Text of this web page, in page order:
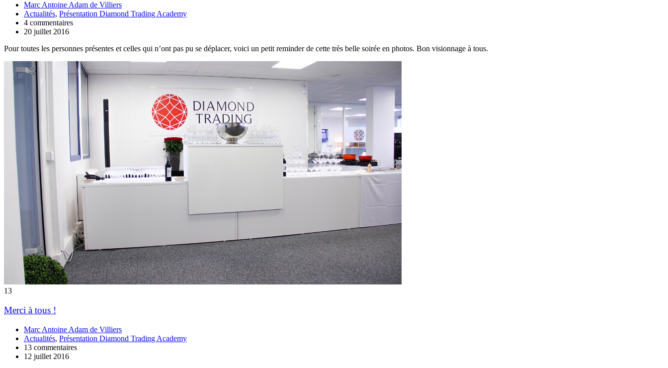
Marc Antoine Adam de Villiers
Actualités, Présentation Diamond Trading Academy
4 commentaires
20 juillet 2016
Pour toutes les personnes présentes et celles qui n’ont pas pu se déplacer, voici un petit reminder de cette très belle soirée en photos. Bon visionnage à tous.
13
Merci à tous !
Marc Antoine Adam de Villiers
Actualités, Présentation Diamond Trading Academy
13 commentaires
12 juillet 2016